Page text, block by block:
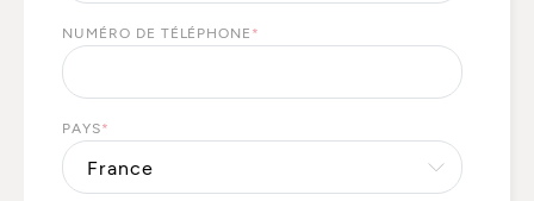
NUMÉRO DE TÉLÉPHONE *
PAYS*